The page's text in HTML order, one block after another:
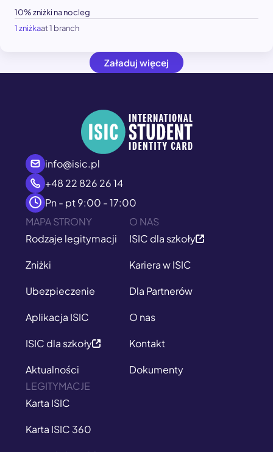
10% zniżki na nocleg
1 zniżkaat 1 branch
Załaduj więcej
info@isic.pl
+48 22 826 26 14
Pn - pt 9:00 - 17:00
MAPA STRONY
Rodzaje legitymacji
Zniżki
Ubezpieczenie
Aplikacja ISIC
ISIC dla szkoły
Aktualności
O NAS
ISIC dla szkoły
Kariera w ISIC
Dla Partnerów
O nas
Kontakt
Dokumenty
LEGITYMACJE
Karta ISIC
Karta ISIC 360